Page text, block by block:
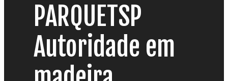
PARQUETSP
Autoridade em